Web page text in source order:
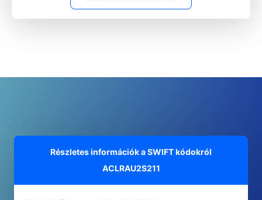
Részletes információk a SWIFT kódokról
ACLRAU2S211